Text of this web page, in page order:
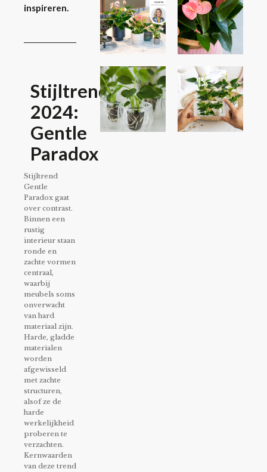
inspireren.
Stijltrend
2024:
Gentle
Paradox
Stijltrend
Gentle
Paradox gaat
over contrast.
Binnen een
rustig
interieur staan
ronde en
zachte vormen
centraal,
waarbij
meubels soms
onverwacht
van hard
materiaal zijn.
Harde, gladde
materialen
worden
afgewisseld
met zachte
structuren,
alsof ze de
harde
werkelijkheid
proberen te
verzachten.
Kernwaarden
van deze trend